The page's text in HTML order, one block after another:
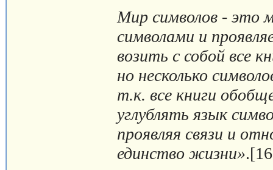
Мир символов - это
символами и
возить с собой все
но несколько
т.к. все книги
углублять язык
проявляя связи и
единство жизни»